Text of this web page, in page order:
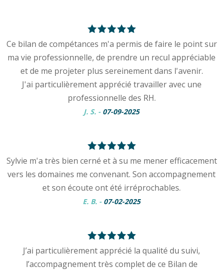
Ce bilan de compétances m'a permis de faire le point sur
ma vie professionnelle, de prendre un recul appréciable
et de me projeter plus sereinement dans l'avenir.
J'ai particulièrement apprécié travailler avec une
professionnelle des RH.
J. S. - 07-09-2025
Sylvie m'a très bien cerné et à su me mener efficacement
vers les domaines me convenant. Son accompagnement
et son écoute ont été irréprochables.
E. B. - 07-02-2025
J’ai particulièrement apprécié la qualité du suivi,
l’accompagnement très complet de ce Bilan de